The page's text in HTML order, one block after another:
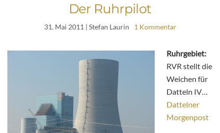
Der Ruhrpilot
31. Mai 2011 | Stefan Laurin 1 Kommentar
Ruhrgebiet:
RVR stellt die
Weichen für
Datteln IV…
Dattelner
Morgenpost